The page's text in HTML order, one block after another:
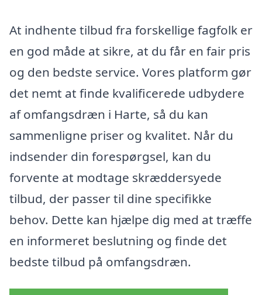
At indhente tilbud fra forskellige fagfolk er
en god måde at sikre, at du får en fair pris
og den bedste service. Vores platform gør
det nemt at finde kvalificerede udbydere
af omfangsdræn i Harte, så du kan
sammenligne priser og kvalitet. Når du
indsender din forespørgsel, kan du
forvente at modtage skræddersyede
tilbud, der passer til dine specifikke
behov. Dette kan hjælpe dig med at træffe
en informeret beslutning og finde det
bedste tilbud på omfangsdræn.